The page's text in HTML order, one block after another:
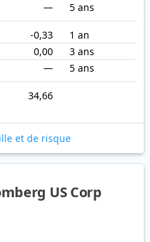
—
5 ans
-0,33
1 an
0,00
3 ans
—
5 ans
34,66
et de risque
US Corp